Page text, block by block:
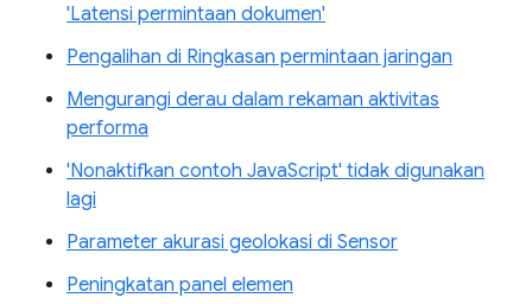
'Latensi permintaan dokumen'
Pengalihan di Ringkasan permintaan jaringan
Mengurangi derau dalam rekaman aktivitas
performa
'Nonaktifkan contoh JavaScript' tidak digunakan
lagi
Parameter akurasi geolokasi di Sensor
Peningkatan panel elemen